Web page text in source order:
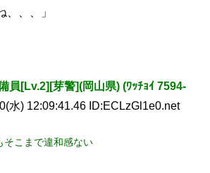
、、、」
員[Lv.2][芽警](岡山県) (ﾜｯﾁｮｲ 7594-
水) 12:09:41.46 ID:ECLzGl1e0.net
そこまで違和感ない